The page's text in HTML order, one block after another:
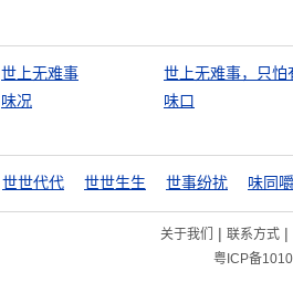
世上无难事
味况 味口
世世代代 世世生生 世事纷扰 味同
关于我们 | 联系方式|
粤ICP备